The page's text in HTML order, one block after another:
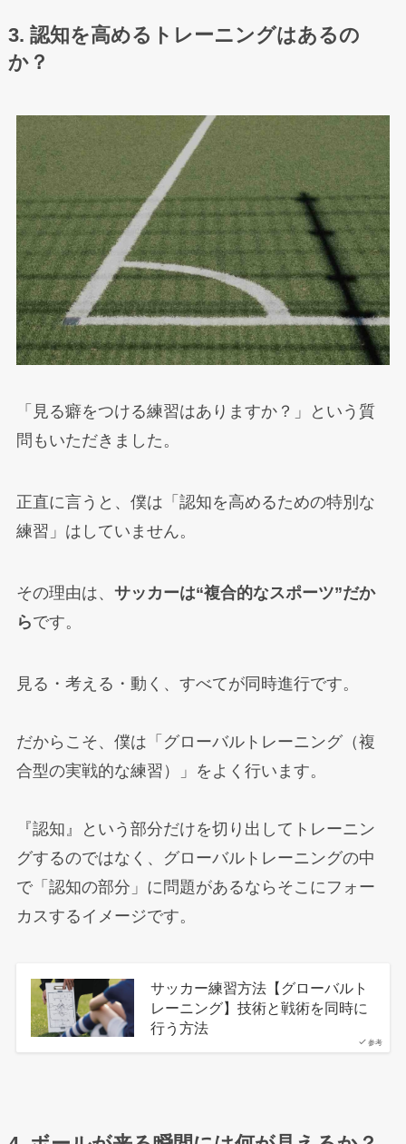
3. 認知を高めるトレーニングはあるの
か？
「見る癖をつける練習はありますか？」という質
問もいただきました。
正直に言うと、僕は「認知を高めるための特別な
練習」はしていません。
その理由は、 サッカーは“複合的なスポーツ”だか
らです。
見る・考える・動く、すべてが同時進行です。
だからこそ、僕は「グローバルトレーニング（複
合型の実戦的な練習）」をよく行います。
『認知』という部分だけを切り出してトレーニン
グするのではなく、グローバルトレーニングの中
で「認知の部分」に問題があるならそこにフォー
カスするイメージです。
参考
サッカー練習方法【グローバルト
レーニング】技術と戦術を同時に
行う方法